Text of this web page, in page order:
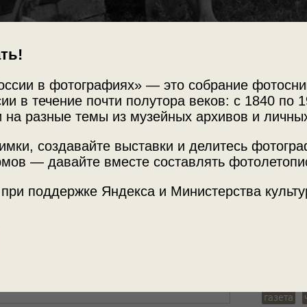
в фотографиях» — это собрание
в течение почти полутора веков: с 1840 по
на разные темы из музейных архивов и
создавайте выставки и делитесь
— давайте вместе составлять
поддержке Яндекса и Министерства
МАММ /
Место
газета
городке
Волжского трубного завода».
, «Учись, студент!»и выставка«Мода в